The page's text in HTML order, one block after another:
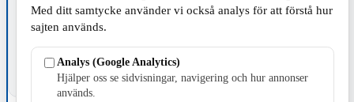
Med ditt samtycke använder vi också analys för att förstå hur
sajten används.
Analys (Google Analytics)
Hjälper oss se sidvisningar, navigering och hur annonser
används.